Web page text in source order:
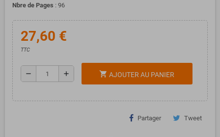
Nbre de Pages : 96
27,60 €
TTC
remove add shopping_cart AJOUTER AU PANIER
Partager Tweet